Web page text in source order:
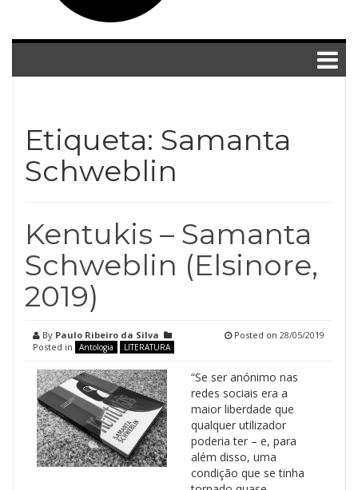
Etiqueta: Samanta
Schweblin
Kentukis – Samanta
Schweblin (Elsinore,
2019)
By Paulo Ribeiro da Silva
Posted in
Antologia LITERATURA
Posted on 28/05/2019
“Se ser anónimo nas
redes sociais era a
maior liberdade que
qualquer utilizador
poderia ter – e, para
além disso, uma
condição que se tinha